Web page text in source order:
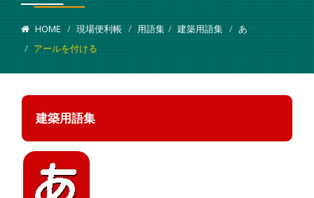
HOME 現場便利帳 用語集 建築用語集
あ
アールを付ける
建築用語集